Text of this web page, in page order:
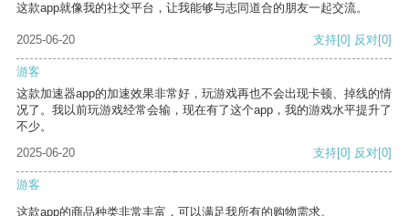
这款app就像我的社交平台，让我能够与志同道合的朋友一起交流。
2025-06-20 支持[0] 反对[0]
游客
这款加速器app的加速效果非常好，玩游戏再也不会出现卡顿、掉线的情
况了。我以前玩游戏经常会输，现在有了这个app，我的游戏水平提升了
不少。
2025-06-20
支持[0] 反对[0]
游客
这款app的商品种类非常丰富，可以满足我所有的购物需求。